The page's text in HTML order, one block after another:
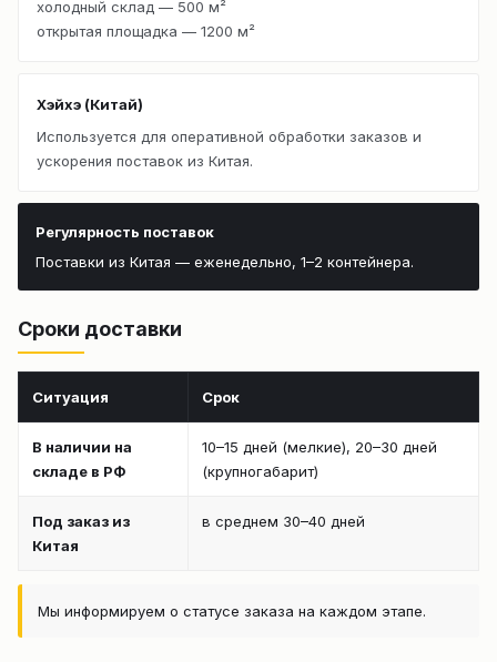
холодный склад — 500 м²
открытая площадка — 1200 м²
Хэйхэ (Китай)
Используется для оперативной обработки заказов и
ускорения поставок из Китая.
Регулярность поставок
Поставки из Китая — еженедельно, 1–2 контейнера.
Сроки доставки
Ситуация Срок
В наличии на
складе в РФ
10–15 дней (мелкие), 20–30 дней
(крупногабарит)
Под заказ из
Китая
в среднем 30–40 дней
Мы информируем о статусе заказа на каждом этапе.